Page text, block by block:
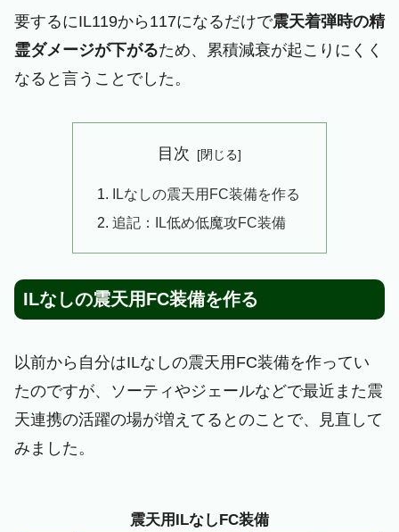
要するにIL119から117になるだけで震天着弾時の精
霊ダメージが下がるため、累積減衰が起こりにくく
なると言うことでした。
目次
ILなしの震天用FC装備を作る
追記：IL低め低魔攻FC装備
ILなしの震天用FC装備を作る
以前から自分はILなしの震天用FC装備を作ってい
たのですが、ソーティやジェールなどで最近また震
天連携の活躍の場が増えてるとのことで、見直して
みました。
震天用ILなしFC装備